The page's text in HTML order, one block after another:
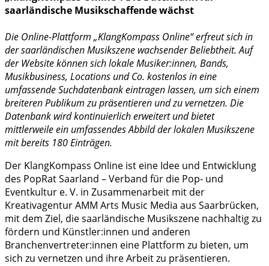
saarländische Musikschaffende wächst
Die Online-Plattform „KlangKompass Online“ erfreut sich in
der saarländischen Musikszene wachsender Beliebtheit. Auf
der Website können sich lokale Musiker:innen, Bands,
Musikbusiness, Locations und Co. kostenlos in eine
umfassende Suchdatenbank eintragen lassen, um sich einem
breiteren Publikum zu präsentieren und zu vernetzen. Die
Datenbank wird kontinuierlich erweitert und bietet
mittlerweile ein umfassendes Abbild der lokalen Musikszene
mit bereits 180 Einträgen.
Der KlangKompass Online ist eine Idee und Entwicklung
des PopRat Saarland – Verband für die Pop- und
Eventkultur e. V. in Zusammenarbeit mit der
Kreativagentur AMM Arts Music Media aus Saarbrücken,
mit dem Ziel, die saarländische Musikszene nachhaltig zu
fördern und Künstler:innen und anderen
Branchenvertreter:innen eine Plattform zu bieten, um
sich zu vernetzen und ihre Arbeit zu präsentieren.